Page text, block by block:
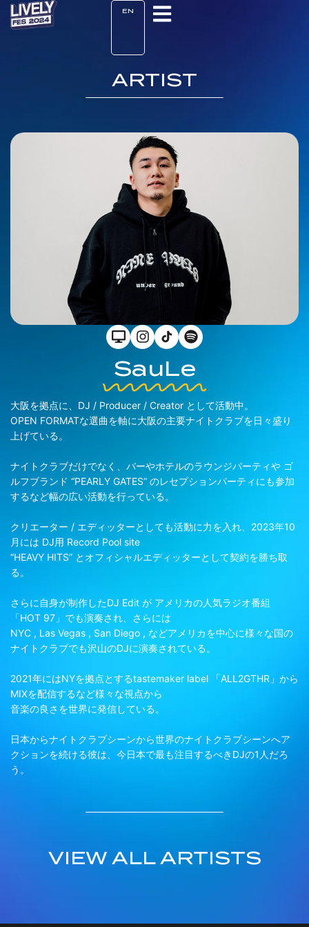
EN
ARTIST
SauLe
大阪を拠点に、DJ / Producer / Creator として活動中。
OPEN FORMATな選曲を軸に大阪の主要ナイトクラブを日々盛り
上げている。
ナイトクラブだけでなく、バーやホテルのラウンジパーティや ゴ
ルフブランド “PEARLY GATES” のレセプションパーティにも参加
するなど幅の広い活動を行っている。
クリエーター / エディッターとしても活動に力を入れ、2023年10
月には DJ用 Record Pool site
“HEAVY HITS” とオフィシャルエディッターとして契約を勝ち取
る。
さらに自身が制作したDJ Edit が アメリカの人気ラジオ番組
「HOT 97」でも演奏され、さらには
NYC , Las Vegas , San Diego , などアメリカを中心に様々な国の
ナイトクラブでも沢山のDJに演奏されている。
2021年にはNYを拠点とするtastemaker label 「ALL2GTHR」から
MIXを配信するなど様々な視点から
音楽の良さを世界に発信している。
日本からナイトクラブシーンから世界のナイトクラブシーンへア
クションを続ける彼は、今日本で最も注目するべきDJの1人だろ
う。
VIEW ALL ARTISTS